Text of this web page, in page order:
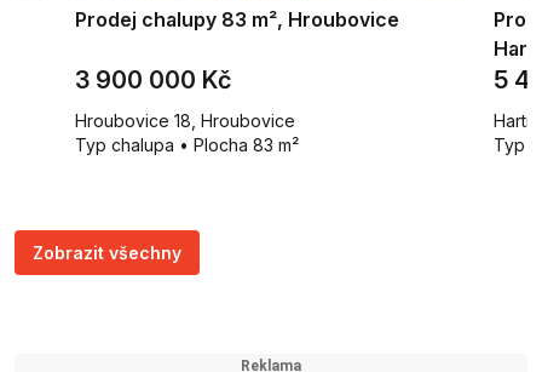
Prodej chalupy 83 m², Hroubovice
3 900 000 Kč
Hroubovice 18, Hroubovice
Typ chalupa • Plocha 83 m²
5
Typ
Zobrazit všechny